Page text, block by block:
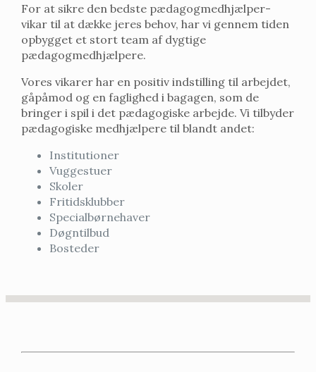
For at sikre den bedste pædagogmedhjælper-
vikar til at dække jeres behov, har vi gennem tiden
opbygget et stort team af dygtige
pædagogmedhjælpere.
Vores vikarer har en positiv indstilling til arbejdet,
gåpåmod og en faglighed i bagagen, som de
bringer i spil i det pædagogiske arbejde. Vi tilbyder
pædagogiske medhjælpere til blandt andet:
Institutioner
Vuggestuer
Skoler
Fritidsklubber
Specialbørnehaver
Døgntilbud
Bosteder